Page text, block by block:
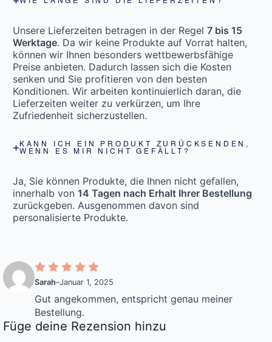
Unsere Lieferzeiten betragen in der Regel 7 bis 15
Werktage. Da wir keine Produkte auf Vorrat halten,
können wir Ihnen besonders wettbewerbsfähige
Preise anbieten. Dadurch lassen sich die Kosten
senken und Sie profitieren von den besten
Konditionen. Wir arbeiten kontinuierlich daran, die
Lieferzeiten weiter zu verkürzen, um Ihre
Zufriedenheit sicherzustellen.
KANN ICH EIN PRODUKT ZURÜCKSENDEN,
WENN ES MIR NICHT GEFÄLLT?
Ja, Sie können Produkte, die Ihnen nicht gefallen,
innerhalb von 14 Tagen nach Erhalt Ihrer Bestellung
zurückgeben. Ausgenommen davon sind
personalisierte Produkte.
Sarah–Januar 1, 2025
Gut angekommen, entspricht genau meiner
Bestellung.
Füge deine Rezension hinzu